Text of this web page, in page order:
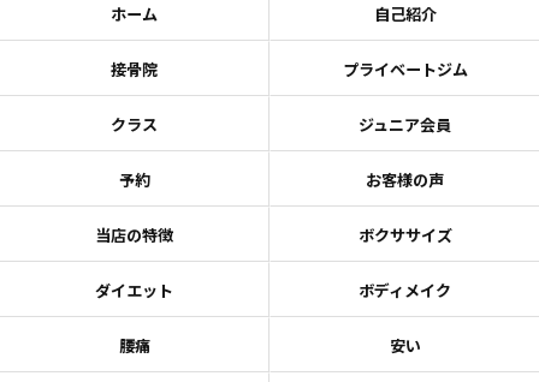
ホーム 自己紹介
接骨院 プライベートジム
クラス ジュニア会員
予約 お客様の声
当店の特徴 ボクササイズ
ダイエット ボディメイク
腰痛 安い